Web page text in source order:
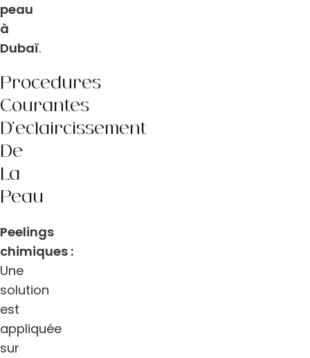
peau
à
Dubaï.
Procédures
Courantes
D’éclaircissement
De
La
Peau
Peelings
chimiques :
Une
solution
est
appliquée
sur